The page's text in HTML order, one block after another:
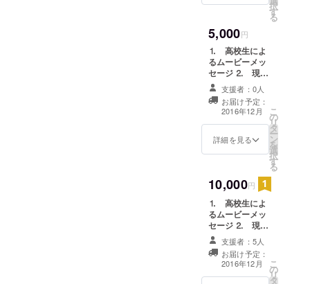
politician and
smile
趣味 読
書
hobby
reading
books
木 ひとみ
Name is
Hitomi
Suzuki
学校名 福
島県立磐城
桜が丘高等
択
す
る
5,000円
⒈ 高校生によ
るムービーメッ
セージ ⒉ 現地
での写真
支援者：0人
お届け予定：
2016年12月
詳細を見る
こ
の
リ
タ
ー
ン
を
選
択
す
る
10,000円
⒈ 高校生によ
るムービーメッ
セージ ⒉ 現地
での写真 ⒊
One Young
Worldの参加報
告書
支援者：5人
お届け予定：
2016年12月
こ
の
リ
タ